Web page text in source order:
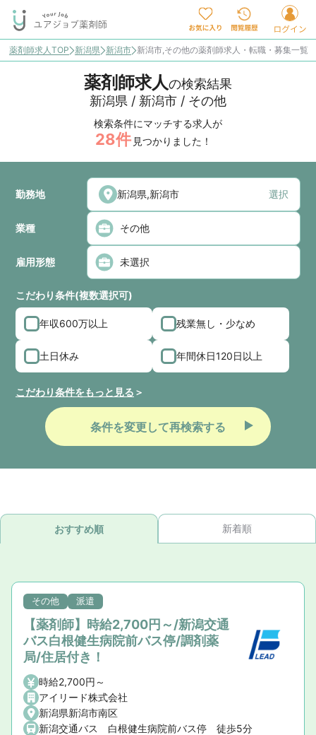
薬剤師求人TOP 新潟県 新潟市 新潟市,その他の薬剤師求人・転職・募集一覧
薬剤師求人の検索結果
新潟県 / 新潟市 / その他
検索条件にマッチする求人が
28件 見つかりました！
勤務地 選択
業種
雇用形態
こだわり条件(複数選択可)
年収600万以上 残業無し・少なめ
土日休み 年間休日120日以上
こだわり条件をもっと見る
条件を変更して再検索する
おすすめ順 新着順
その他 派遣
【薬剤師】時給2,700円～/新潟交通
バス白根健生病院前バス停/調剤薬
局/住居付き！
時給2,700円～
アイリード株式会社
新潟県新潟市南区
新潟交通バス 白根健生病院前バス停 徒歩5分